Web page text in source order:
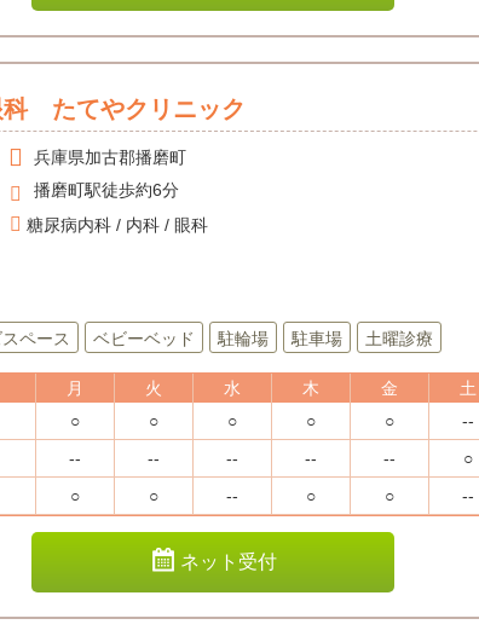
科 たてやクリニック
兵庫県加古郡播磨町
播磨町駅徒歩約6分
糖尿病内科 / 内科 / 眼科
ペース ベビーベッド 駐輪場 駐車場 土曜診療
月 火 水 木 金 土
○ ○ ○ ○ ○ --
-- -- -- -- -- ○
○ ○ -- ○ ○ --
ネット受付